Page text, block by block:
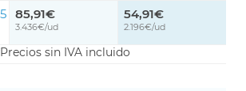
85,91€
3.436€/ud
54,91€
2.196€/ud
Precios sin IVA incluido